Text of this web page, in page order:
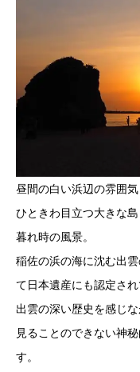
昼間の白い浜辺の雰囲
ひときわ目立つ大きな
暮れ時の風景。
稲佐の浜の海に沈む出
て日本遺産にも認定され
出雲の深い歴史を感じ
見ることのできない神
す。